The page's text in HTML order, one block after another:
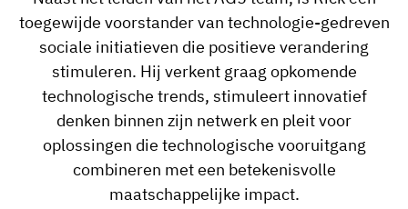
toegewijde voorstander van technologie-gedreven
sociale initiatieven die positieve verandering
stimuleren. Hij verkent graag opkomende
technologische trends, stimuleert innovatief
denken binnen zijn netwerk en pleit voor
oplossingen die technologische vooruitgang
combineren met een betekenisvolle
maatschappelijke impact.